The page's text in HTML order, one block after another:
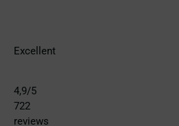
Excellent
4,9/5
722
reviews